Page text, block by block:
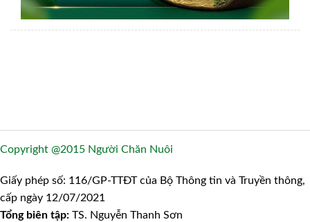
Copyright @2015 Người Chăn Nuôi
Giấy phép số: 116/GP-TTĐT của Bộ Thông tin và Truyền thông,
cấp ngày 12/07/2021
Tổng biên tập: TS. Nguyễn Thanh Sơn